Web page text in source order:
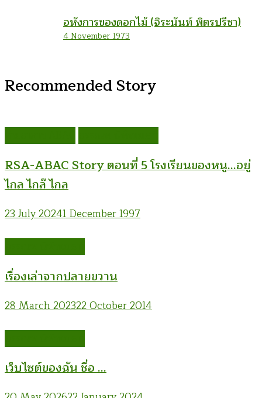
อหังการของดอกไม้ (จิระนันท์ พิตรปรีชา)
4 November 1973
Recommended Story
RSA-ABAC Story ตอนที่ 5 โรงเรียนของหนู…อยู่
ไกล ไกล๊ ไกล
23 July 20241 December 1997
เรื่องเล่าจากปลายขวาน
28 March 202322 October 2014
เว็บไซต์ของฉัน ชื่อ …